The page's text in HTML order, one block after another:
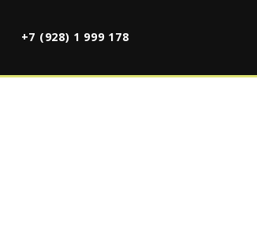
+7 (928) 1 999 178